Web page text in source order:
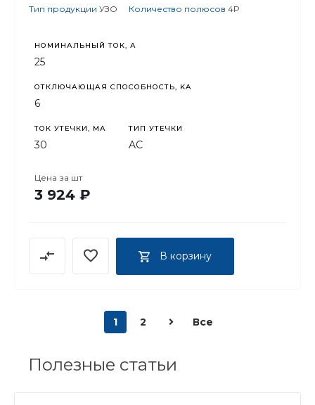
Тип продукции УЗО Количество полюсов 4P
НОМИНАЛЬНЫЙ ТОК, А
25
ОТКЛЮЧАЮЩАЯ СПОСОБНОСТЬ, KA
6
ТОК УТЕЧКИ, МА
30
ТИП УТЕЧКИ
AC
Цена за шт
3 924 ₽
В корзину
1 2 Все
Полезные статьи